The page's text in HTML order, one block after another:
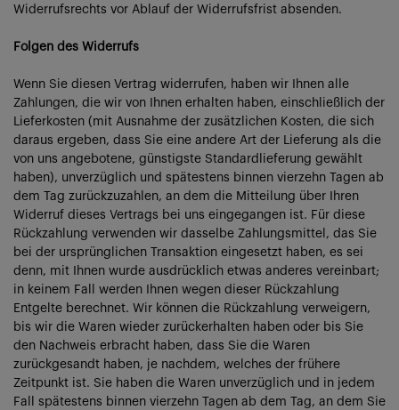
Widerrufsrechts vor Ablauf der Widerrufsfrist absenden.
Folgen des Widerrufs
Wenn Sie diesen Vertrag widerrufen, haben wir Ihnen alle
Zahlungen, die wir von Ihnen erhalten haben, einschließlich der
Lieferkosten (mit Ausnahme der zusätzlichen Kosten, die sich
daraus ergeben, dass Sie eine andere Art der Lieferung als die
von uns angebotene, günstigste Standardlieferung gewählt
haben), unverzüglich und spätestens binnen vierzehn Tagen ab
dem Tag zurückzuzahlen, an dem die Mitteilung über Ihren
Widerruf dieses Vertrags bei uns eingegangen ist. Für diese
Rückzahlung verwenden wir dasselbe Zahlungsmittel, das Sie
bei der ursprünglichen Transaktion eingesetzt haben, es sei
denn, mit Ihnen wurde ausdrücklich etwas anderes vereinbart;
in keinem Fall werden Ihnen wegen dieser Rückzahlung
Entgelte berechnet. Wir können die Rückzahlung verweigern,
bis wir die Waren wieder zurückerhalten haben oder bis Sie
den Nachweis erbracht haben, dass Sie die Waren
zurückgesandt haben, je nachdem, welches der frühere
Zeitpunkt ist. Sie haben die Waren unverzüglich und in jedem
Fall spätestens binnen vierzehn Tagen ab dem Tag, an dem Sie